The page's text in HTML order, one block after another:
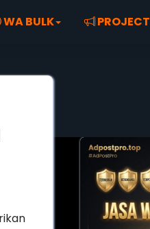
WA BULK PROJECT